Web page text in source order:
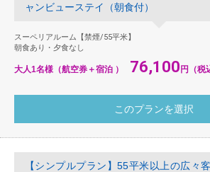
ャンビューステイ（朝食付）
スーペリアルーム【禁煙/55平米】
朝食あり・夕食なし
大人1名様（航空券＋宿泊 ） 76,100円（税
【シンプルプラン】55平米以上の広々